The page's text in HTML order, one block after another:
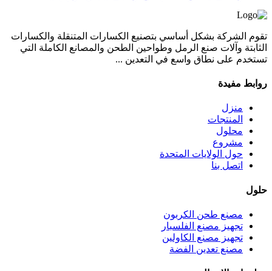
تقوم الشركة بشكل أساسي بتصنيع الكسارات المتنقلة والكسارات
الثابتة وآلات صنع الرمل وطواحين الطحن والمصانع الكاملة التي
تستخدم على نطاق واسع في التعدين ...
روابط مفيدة
منزل
المنتجات
محلول
مشروع
حول الولايات المتحدة
اتصل بنا
حلول
مصنع طحن الكربون
تجهيز مصنع الفلسبار
تجهيز مصنع الكاولين
مصنع تعدين الفضة